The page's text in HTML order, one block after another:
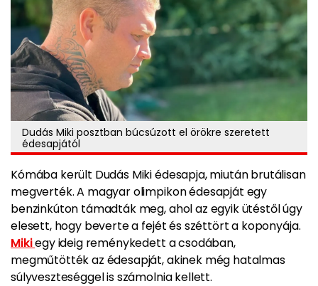
Dudás Miki posztban búcsúzott el örökre szeretett
édesapjától
Kómába került Dudás Miki édesapja, miután brutálisan
megverték. A magyar olimpikon édesapját egy
benzinkúton támadták meg, ahol az egyik ütéstől úgy
elesett, hogy beverte a fejét és széttört a koponyája.
Mikiegy ideig reménykedett a csodában,
megműtötték az édesapját, akinek még hatalmas
súlyveszteséggel is számolnia kellett.